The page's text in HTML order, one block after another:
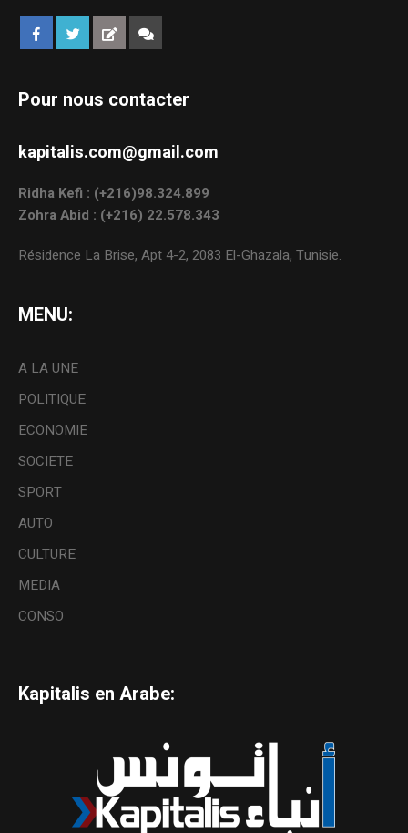
Pour nous contacter
kapitalis.com@gmail.com
Ridha Kefi : (+216)98.324.899
Zohra Abid : (+216) 22.578.343
Résidence La Brise, Apt 4-2, 2083 El-Ghazala, Tunisie.
MENU:
A LA UNE
POLITIQUE
ECONOMIE
SOCIETE
SPORT
AUTO
CULTURE
MEDIA
CONSO
Kapitalis en Arabe: